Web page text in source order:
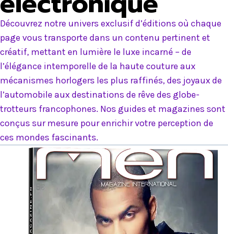
Découvrez notre univers exclusif d’éditions où chaque
page vous transporte dans un contenu pertinent et
créatif, mettant en lumière le luxe incarné – de
l’élégance intemporelle de la haute couture aux
mécanismes horlogers les plus raffinés, des joyaux de
l’automobile aux destinations de rêve des globe-
trotteurs francophones. Nos guides et magazines sont
conçus sur mesure pour enrichir votre perception de
ces mondes fascinants.